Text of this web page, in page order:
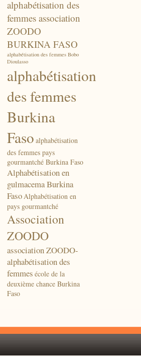
alphabétisation des
femmes association
ZOODO
BURKINA FASO
alphabétisation des femmes Bobo
Dioulasso
alphabétisation
des femmes
Burkina
Faso alphabétisation
des femmes pays
gourmantché Burkina Faso
Alphabétisation en
gulmacema Burkina
FasoAlphabétisation en
pays gourmantché
Association
ZOODO
association ZOODO-
alphabétisation des
femmes école de la
deuxième chance Burkina
Faso